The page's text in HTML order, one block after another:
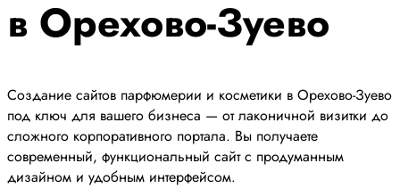
в Орехово-Зуево
Создание сайтов парфюмерии и косметики в Орехово-Зуево
под ключ для вашего бизнеса — от лаконичной визитки до
сложного корпоративного портала. Вы получаете
современный, функциональный сайт с продуманным
дизайном и удобным интерфейсом.